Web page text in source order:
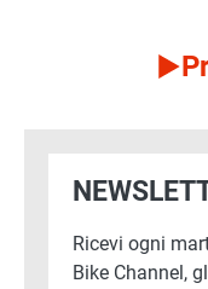
Ricevi ogni
Bike Channel,